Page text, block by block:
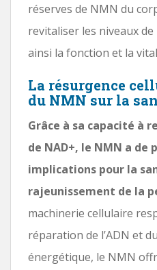
réserves de NMN du
revitaliser les niveaux
ainsi la fonction et la
La résurgence
du NMN sur la
Grâce à sa capacité à
de NAD+, le NMN a de
implications pour la
rajeunissement de la
machinerie cellulaire
réparation de l’ADN et
énergétique, le NMN